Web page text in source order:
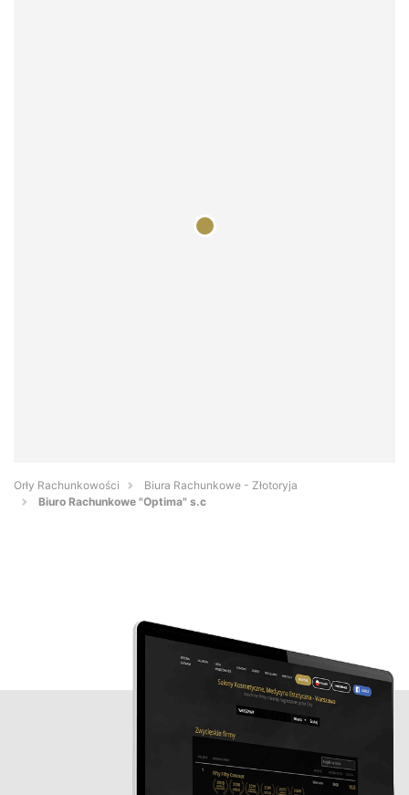
Orły Rachunkowości
Biura Rachunkowe - Złotoryja
Biuro Rachunkowe "Optima" s.c